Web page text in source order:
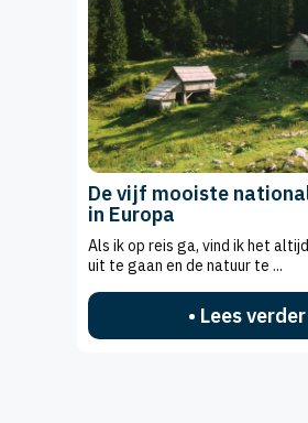
De vijf mooiste
in Europa
Als ik op reis ga, vind ik het
uit te gaan en de natuur te ...
• Lees verder